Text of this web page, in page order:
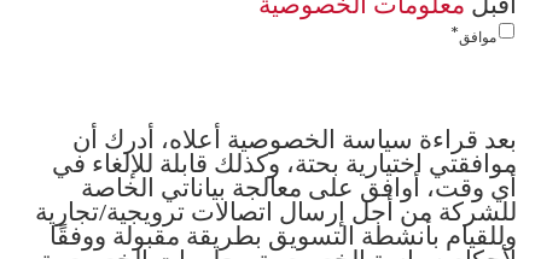
موافق
بعد قراءة سياسة الخصوصية أعلاه، أدرك أن
موافقتي اختيارية بحتة، وكذلك قابلة للإلغاء في
أي وقت، أوافق على معالجة بياناتي الخاصة
للشركة من أجل إرسال اتصالات ترويجية/تجارية
وللقيام بأنشطة التسويق بطريقة مقبولة ووفقًا